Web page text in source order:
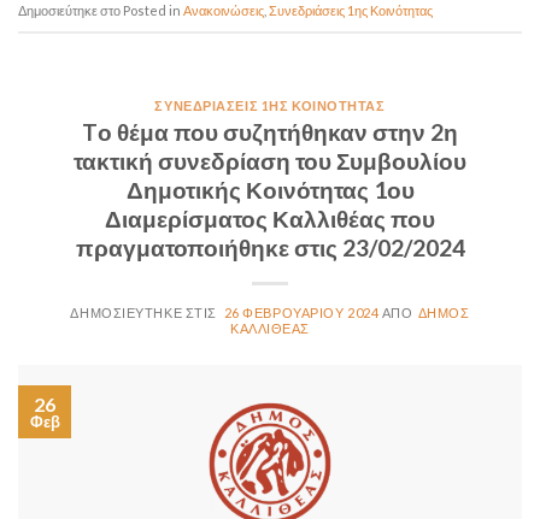
Posted in Ανακοινώσεις Συνεδριάσεις 1ης Κοινότητας
ΣΥΝΕΔΡΙΆΣΕΙΣ 1ΗΣ ΚΟΙΝΌΤΗΤΑΣ
Tο θέμα που συζητήθηκαν στην 2η
τακτική συνεδρίαση του Συμβουλίου
Δημοτικής Κοινότητας 1ου
Διαμερίσματος Καλλιθέας που
πραγματοποιήθηκε στις 23/02/2024
26 ΦΕΒΡΟΥΑΡΊΟΥ 2024
ΔΉΜΟΣ
ΚΑΛΛΙΘΈΑΣ
26
Φεβ